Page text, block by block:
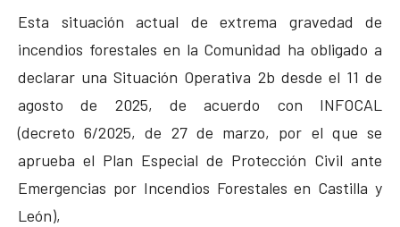
Esta situación actual de extrema gravedad de
incendios forestales en la Comunidad ha obligado a
declarar una Situación Operativa 2b desde el 11 de
agosto de 2025, de acuerdo con INFOCAL
(decreto 6/2025, de 27 de marzo, por el que se
aprueba el Plan Especial de Protección Civil ante
Emergencias por Incendios Forestales en Castilla y
León),